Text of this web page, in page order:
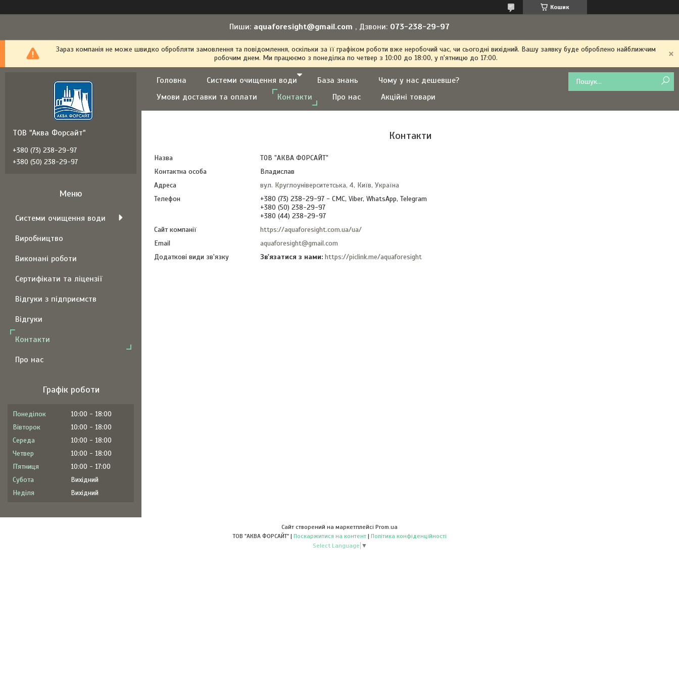
Кошик
Пиши: aquaforesight@gmail.com , Дзвони: 073-238-29-97
Зараз компанія не може швидко обробляти замовлення та повідомлення, оскільки за її графіком роботи вже неробочий час, чи сьогодні вихідний. Вашу заявку буде оброблено найближчим
робочим днем. Ми працюємо з понеділка по четвер з 10:00 до 18:00, у п'ятницю до 17:00.
Головна Системи очищення води База знань
Чому у нас дешевше?
Умови доставки та оплати
Контакти Про нас Акційні товари
Контакти
ТОВ "АКВА ФОРСАЙТ"
Владислав
вул. Круглоуніверситетська, 4, Київ, Україна
+380 (73) 238-29-97
СМС, Viber, WhatsApp, Telegram
+380 (50) 238-29-97
+380 (44) 238-29-97
https://aquaforesight.com.ua/ua/
aquaforesight@gmail.com
Зв'язатися з нами https://piclink.me/aquaforesight
ТОВ "Аква Форсайт"
+380 (73) 238-29-97
+380 (50) 238-29-97
Системи очищення води
Виробництво
Виконані роботи
Сертифікати та ліцензії
Відгуки з підприємств
Відгуки
Контакти
Про нас
Графік роботи
Понеділок 10:00
18:00
Вівторок
10:00
18:00
Середа
10:00
18:00
Четвер
10:00
18:00
Пʼятниця
10:00
17:00
Субота
Вихідний
Неділя
Вихідний
Сайт створений на маркетплейсі Prom.ua
ТОВ "АКВА ФОРСАЙТ" | Поскаржитися на контент | Політика конфіденційності
Select Language ▼